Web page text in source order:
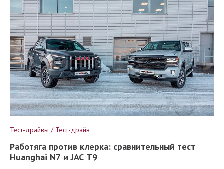
Тест-драйвы / Тест-драйв
Работяга против клерка: сравнительный тест
Huanghai N7 и JAC T9